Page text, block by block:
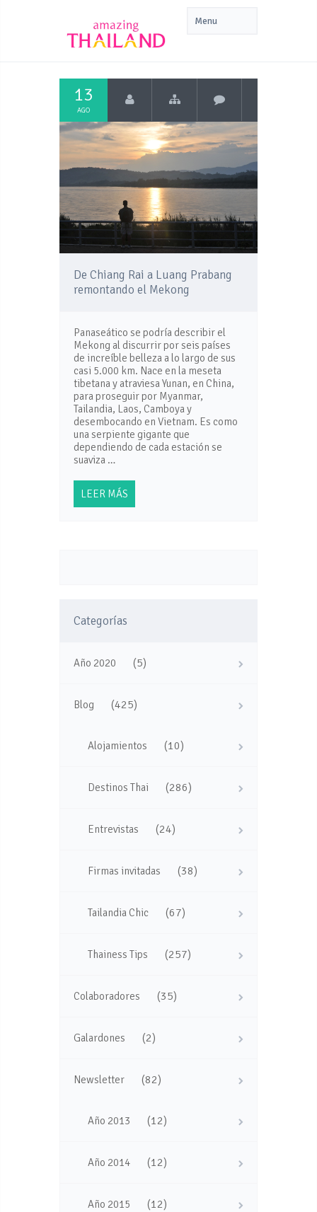
13
AGO
De Chiang Rai a Luang Prabang
remontando el Mekong
Panaseático se podría describir el
Mekong al discurrir por seis países
de increíble belleza a lo largo de sus
casi 5.000 km. Nace en la meseta
tibetana y atraviesa Yunan, en China,
para proseguir por Myanmar,
Tailandia, Laos, Camboya y
desembocando en Vietnam. Es como
una serpiente gigante que
dependiendo de cada estación se
suaviza …
LEER MÁS
Categorías
Año 2020 (5)
Blog (425)
Alojamientos (10)
Destinos Thai (286)
Entrevistas (24)
Firmas invitadas (38)
Tailandia Chic (67)
Thainess Tips (257)
Colaboradores (35)
Galardones (2)
Newsletter (82)
Año 2013 (12)
Año 2014 (12)
Año 2015 (12)